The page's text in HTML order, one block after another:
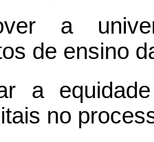
a
de ensino
a
no